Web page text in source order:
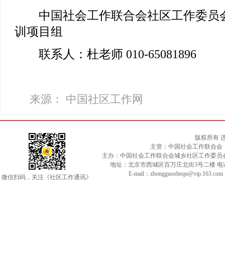
中国社会工作联合会社区工作委员
训项目组
联系人：杜老师 010-65081896
来源： 中国社区工作网
微信扫码，关注《社区工作通讯》
版权所有
主管：中国社会工作联合
主办：中国社会工作联合会城乡社区工作委
地址：北京市西城区百万庄北街3号二楼
E-mail：